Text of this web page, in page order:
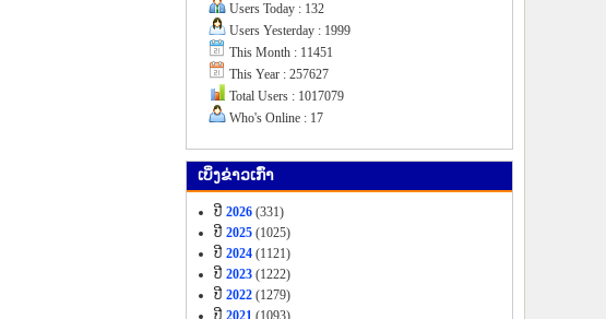
Users Today : 132
Users Yesterday : 1999
This Month : 11451
This Year : 257627
Total Users : 1017079
Who's Online : 17
ເບິ່ງ​ຂ່າວ​ເກົ່າ
ປີ 2026 (331)
ປີ 2025 (1025)
ປີ 2024 (1121)
ປີ 2023 (1222)
ປີ 2022 (1279)
ປີ 2021 (1093)